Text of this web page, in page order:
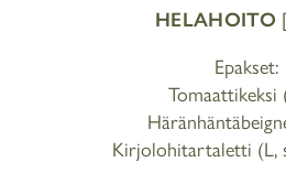
HELAHOITO
Epakset:
Tomaattikeksi
Kirjolohitartaletti (L,